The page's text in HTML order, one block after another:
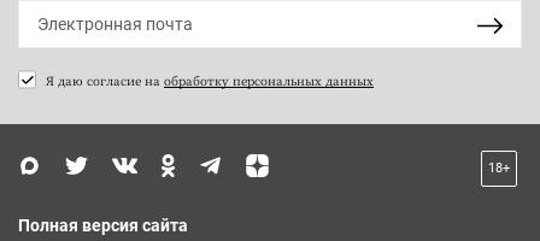
Я даю согласие на обработку персональных данных
18+
Полная версия сайта